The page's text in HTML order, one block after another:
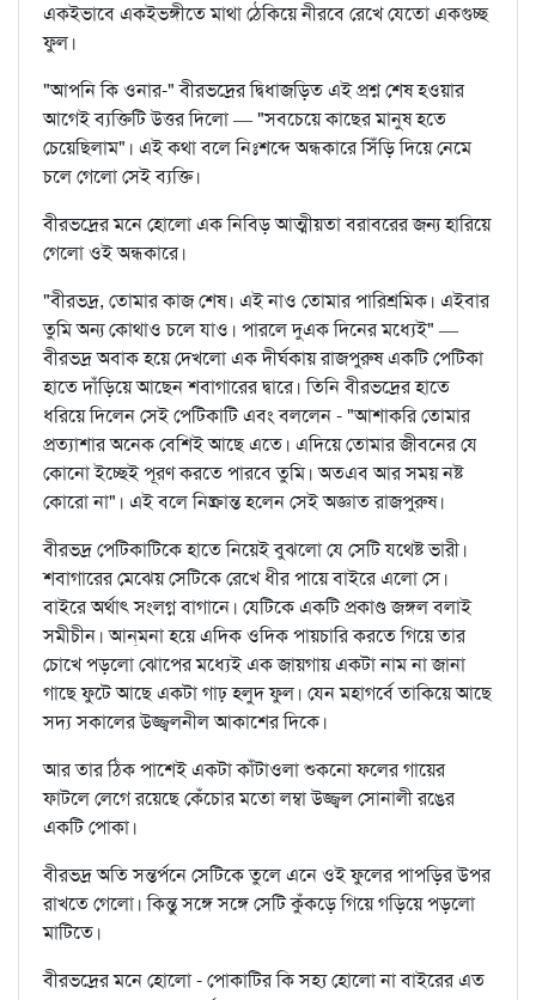
একইভাবে একইভঙ্গীতে মাথা ঠেকিয়ে নীরবে রেখে যেতো একগুচ্ছ
ফুল।
"আপনি কি ওনার-" বীরভদ্রের দ্বিধাজড়িত এই প্রশ্ন শেষ হওয়ার
আগেই ব্যক্তিটি উত্তর দিলো — "সবচেয়ে কাছের মানুষ হতে
চেয়েছিলাম"। এই কথা বলে নিঃশব্দে অন্ধকারে সিঁড়ি দিয়ে নেমে
চলে গেলো সেই ব্যক্তি।
বীরভদ্রের মনে হোলো এক নিবিড় আত্মীয়তা বরাবরের জন্য হারিয়ে
গেলো ওই অন্ধকারে।
"বীরভদ্র, তোমার কাজ শেষ। এই নাও তোমার পারিশ্রমিক। এইবার
তুমি অন্য কোথাও চলে যাও। পারলে দুএক দিনের মধ্যেই" —
বীরভদ্র অবাক হয়ে দেখলো এক দীর্ঘকায় রাজপুরুষ একটি পেটিকা
হাতে দাঁড়িয়ে আছেন শবাগারের দ্বারে। তিনি বীরভদ্রের হাতে
ধরিয়ে দিলেন সেই পেটিকাটি এবং বললেন - "আশাকরি তোমার
প্রত্যাশার অনেক বেশিই আছে এতে। এদিয়ে তোমার জীবনের যে
কোনো ইচ্ছেই পূরণ করতে পারবে তুমি। অতএব আর সময় নষ্ট
কোরো না"। এই বলে নিষ্ক্রান্ত হলেন সেই অজ্ঞাত রাজপুরুষ।
বীরভদ্র পেটিকাটিকে হাতে নিয়েই বুঝলো যে সেটি যথেষ্ট ভারী।
শবাগারের মেঝেয় সেটিকে রেখে ধীর পায়ে বাইরে এলো সে।
বাইরে অর্থাৎ সংলগ্ন বাগানে। যেটিকে একটি প্রকাণ্ড জঙ্গল বলাই
সমীচীন। আন্‌মনা হয়ে এদিক ওদিক পায়চারি করতে গিয়ে তার
চোখে পড়লো ঝোপের মধ্যেই এক জায়গায় একটা নাম না জানা
গাছে ফুটে আছে একটা গাঢ় হলুদ ফুল। যেন মহাগর্বে তাকিয়ে আছে
সদ্য সকালের উজ্জ্বলনীল আকাশের দিকে।
আর তার ঠিক পাশেই একটা কাঁটাওলা শুকনো ফলের গায়ের
ফাটলে লেগে রয়েছে কেঁচোর মতো লম্বা উজ্জ্বল সোনালী রঙের
একটি পোকা।
বীরভদ্র অতি সন্তর্পনে সেটিকে তুলে এনে ওই ফুলের পাপড়ির উপর
রাখতে গেলো। কিন্তু সঙ্গে সঙ্গে সেটি কুঁকড়ে গিয়ে গড়িয়ে পড়লো
মাটিতে।
বীরভদ্রের মনে হোলো - পোকাটির কি সহ্য হোলো না বাইরের এত